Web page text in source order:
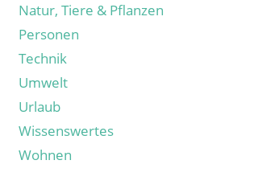
Natur, Tiere & Pflanzen
Personen
Technik
Umwelt
Urlaub
Wissenswertes
Wohnen